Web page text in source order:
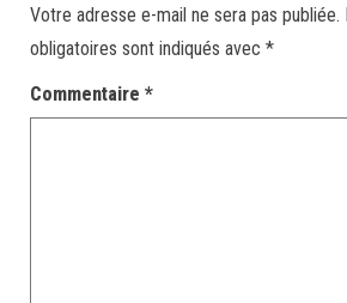
Votre adresse e-mail ne sera pas publiée.
obligatoires sont indiqués avec *
Commentaire *